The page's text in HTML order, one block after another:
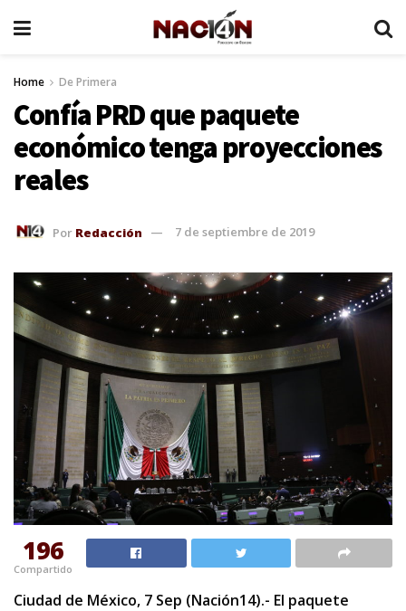
Home De Primera
Confía PRD que paquete
económico tenga proyecciones
reales
Por Redacción 7 de septiembre de 2019
196
Compartido
Ciudad de México, 7 Sep (Nación14).- El paquete